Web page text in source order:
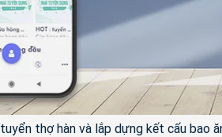
tuyển thợ hàn và lắp dựng kết cấu bao